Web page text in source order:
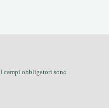
I campi obbligatori sono